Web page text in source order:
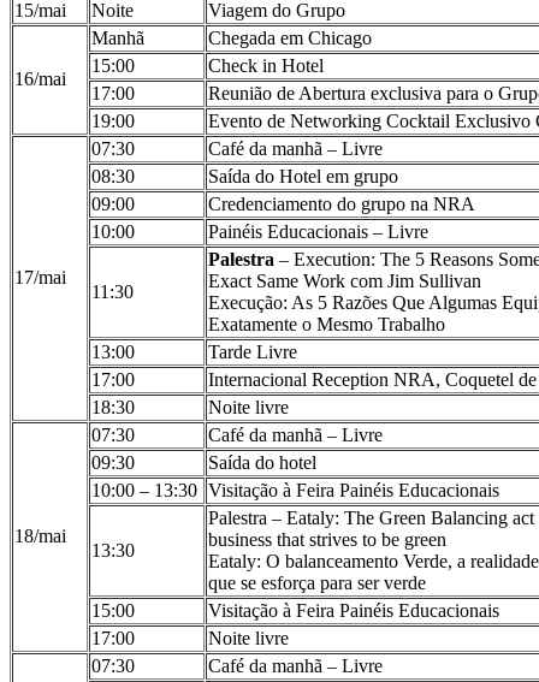
15/mai Noite Viagem do Grupo
16/mai
Manhã
Chegada em Chicago
15:00
Check in Hotel
17:00
Reunião de Abertura exclusiva para o
19:00
Evento de Networking Cocktail Exclusivo
17/mai
07:30
Café da manhã – Livre
08:30
Saída do Hotel em grupo
09:00
Credenciamento do grupo na NRA
10:00
Painéis Educacionais – Livre
11:30
Palestra – Execution: The 5 Reasons
Exact Same Work com Jim Sullivan
Execução: As 5 Razões Que Algumas
Exatamente o Mesmo Trabalho
13:00
Tarde Livre
17:00
Internacional Reception NRA, Coquetel
18:30
Noite livre
18/mai
07:30
Café da manhã – Livre
09:30
Saída do hotel
10:00 – 13:30 Visitação à Feira Painéis Educacionais
13:30
Palestra – Eataly: The Green Balancing
business that strives to be green
Eataly: O balanceamento Verde, a
que se esforça para ser verde
15:00
Visitação à Feira Painéis Educacionais
17:00
Noite livre
07:30
Café da manhã – Livre